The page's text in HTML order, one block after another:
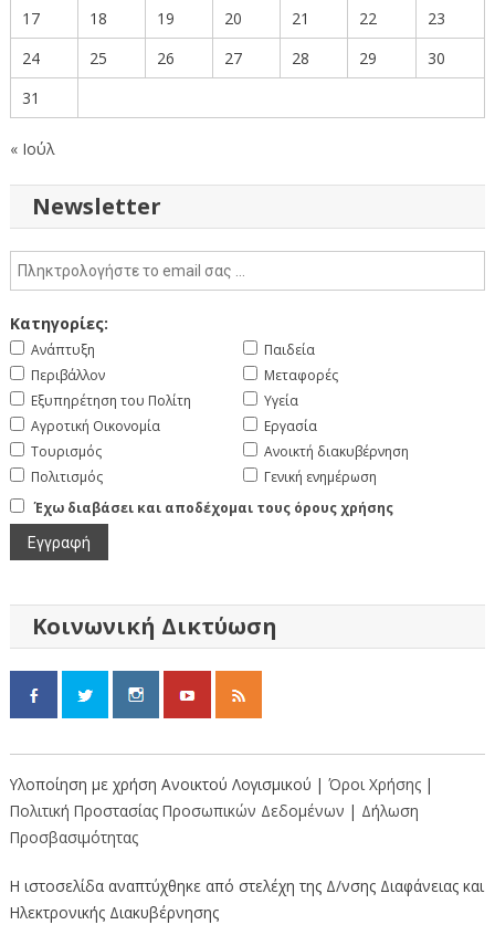
17
18 19 20 21 22
23
24
25 26 27 28 29
30
31
« Ιούλ
Newsletter
Κατηγορίες:
Ανάπτυξη
Περιβάλλον
Εξυπηρέτηση του Πολίτη
Αγροτική Οικονομία
Τουρισμός
Πολιτισμός
Παιδεία
Μεταφορές
Υγεία
Εργασία
Ανοικτή διακυβέρνηση
Γενική ενημέρωση
Έχω διαβάσει και αποδέχομαι τους όρους χρήσης
Κοινωνική Δικτύωση
Υλοποίηση με χρήση Ανοικτού Λογισμικού | Όροι Χρήσης |
Πολιτική Προστασίας Προσωπικών Δεδομένων | Δήλωση
Προσβασιμότητας
Η ιστοσελίδα αναπτύχθηκε από στελέχη της Δ/νσης Διαφάνειας και
Ηλεκτρονικής Διακυβέρνησης